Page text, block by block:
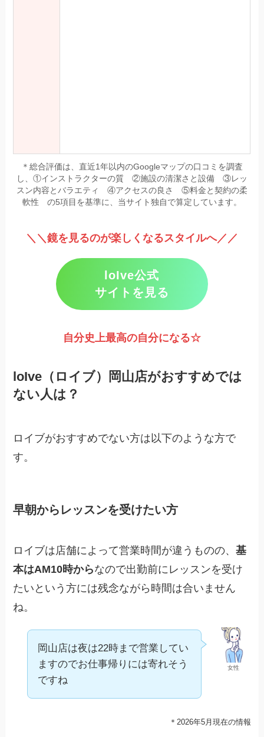
＊総合評価は、直近1年以内のGoogleマップの口コミを調査
し、①インストラクターの質 ②施設の清潔さと設備 ③レッ
スン内容とバラエティ ④アクセスの良さ ⑤料金と契約の柔
軟性 の5項目を基準に、当サイト独自で算定しています。
＼＼鏡を見るのが楽しくなるスタイルへ／／
loIve公式
サイトを見る
自分史上最高の自分になる☆
loIve（ロイブ）岡山店がおすすめでは
ない人は？
ロイブがおすすめでない方は以下のような方で
す。
早朝からレッスンを受けたい方
ロイブは店舗によって営業時間が違うものの、基
本はAM10時からなので出勤前にレッスンを受け
たいという方には残念ながら時間は合いません
ね。
女性
岡山店は夜は22時まで営業してい
ますのでお仕事帰りには寄れそう
ですね
＊2026年5月現在の情報